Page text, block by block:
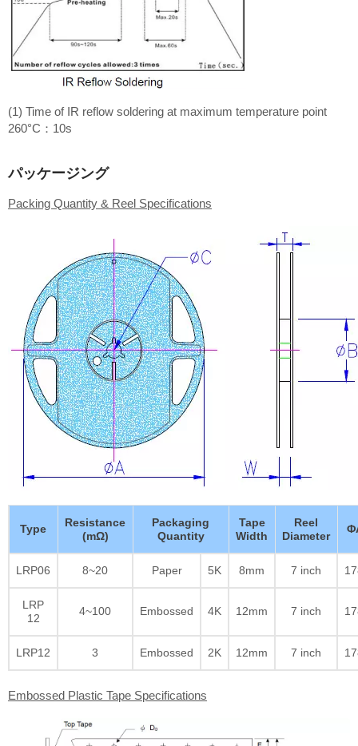
(1) Time of IR reflow soldering at maximum temperature point
260°C：10s
パッケージング
Packing Quantity & Reel Specifications
Type
Resistance
(mΩ)
Packaging
Quantity
Tape
Width
Reel
Diameter
LRP06 8~20 Paper 5K 8mm 7 inch
LRP
12
4~100 Embossed 4K 12mm 7 inch
LRP12 3 Embossed 2K 12mm 7 inch
Embossed Plastic Tape Specifications